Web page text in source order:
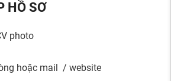
HỒ SƠ
photo
hoặc mail / website